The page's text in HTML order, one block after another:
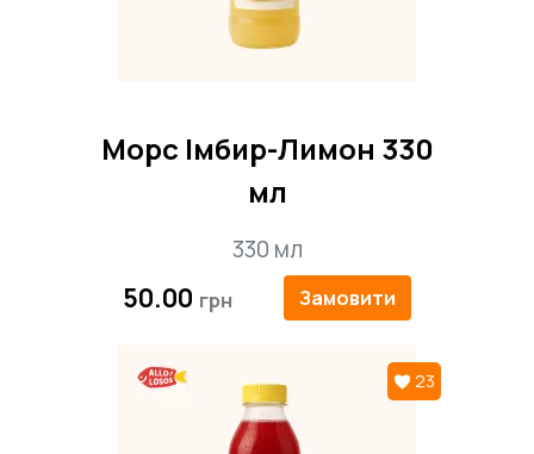
Морс Імбир-Лимон 330
мл
330 мл
50.00 Замовити
23